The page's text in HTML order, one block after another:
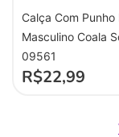
Calça Com Punho
Masculino Coala
09561
R$22,99